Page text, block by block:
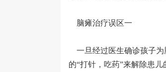
脑瘫治疗误区一
一旦经过医生确诊孩子为
的“打针，吃药”来解除患儿